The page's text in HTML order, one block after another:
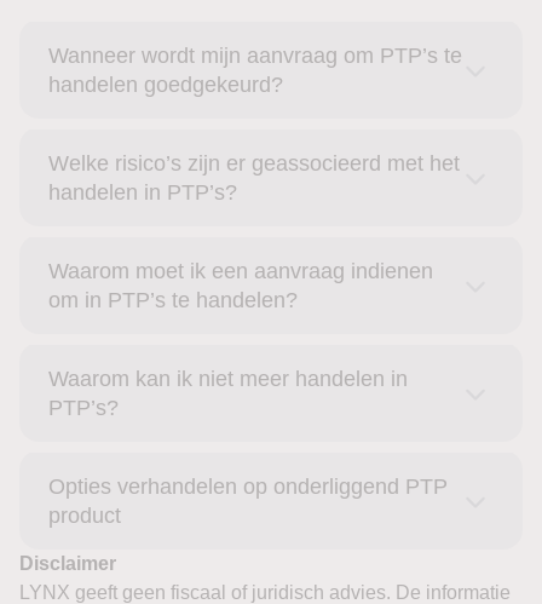
Wanneer wordt mijn aanvraag om PTP’s te
handelen goedgekeurd?
Welke risico’s zijn er geassocieerd met het
handelen in PTP’s?
Waarom moet ik een aanvraag indienen
om in PTP’s te handelen?
Waarom kan ik niet meer handelen in
PTP’s?
Opties verhandelen op onderliggend PTP
product
Disclaimer
LYNX geeft geen fiscaal of juridisch advies. De informatie